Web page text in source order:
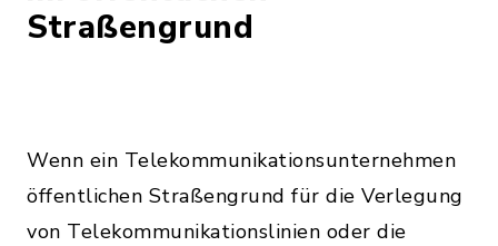
Straßengrund
Wenn ein Telekommunikationsunternehmen
öffentlichen Straßengrund für die Verlegung
von Telekommunikationslinien oder die